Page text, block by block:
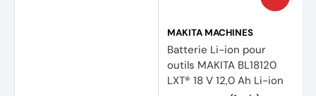
MAKITA MACHINES
Batterie Li-ion pour
outils MAKITA BL18120
LXT® 18 V 12,0 Ah Li-ion